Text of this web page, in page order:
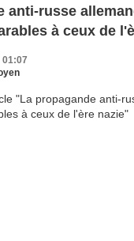
anti-russe
à ceux de
01:07